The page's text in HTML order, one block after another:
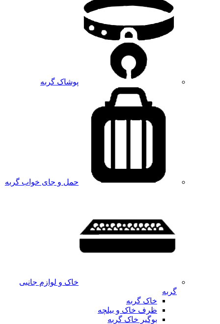
پوشاک گربه
حمل و جای خواب گربه
خاک و لوازم جانبی
گربه
خاک گربه
ظرف خاک و بیلچه
بوگیر خاک گربه